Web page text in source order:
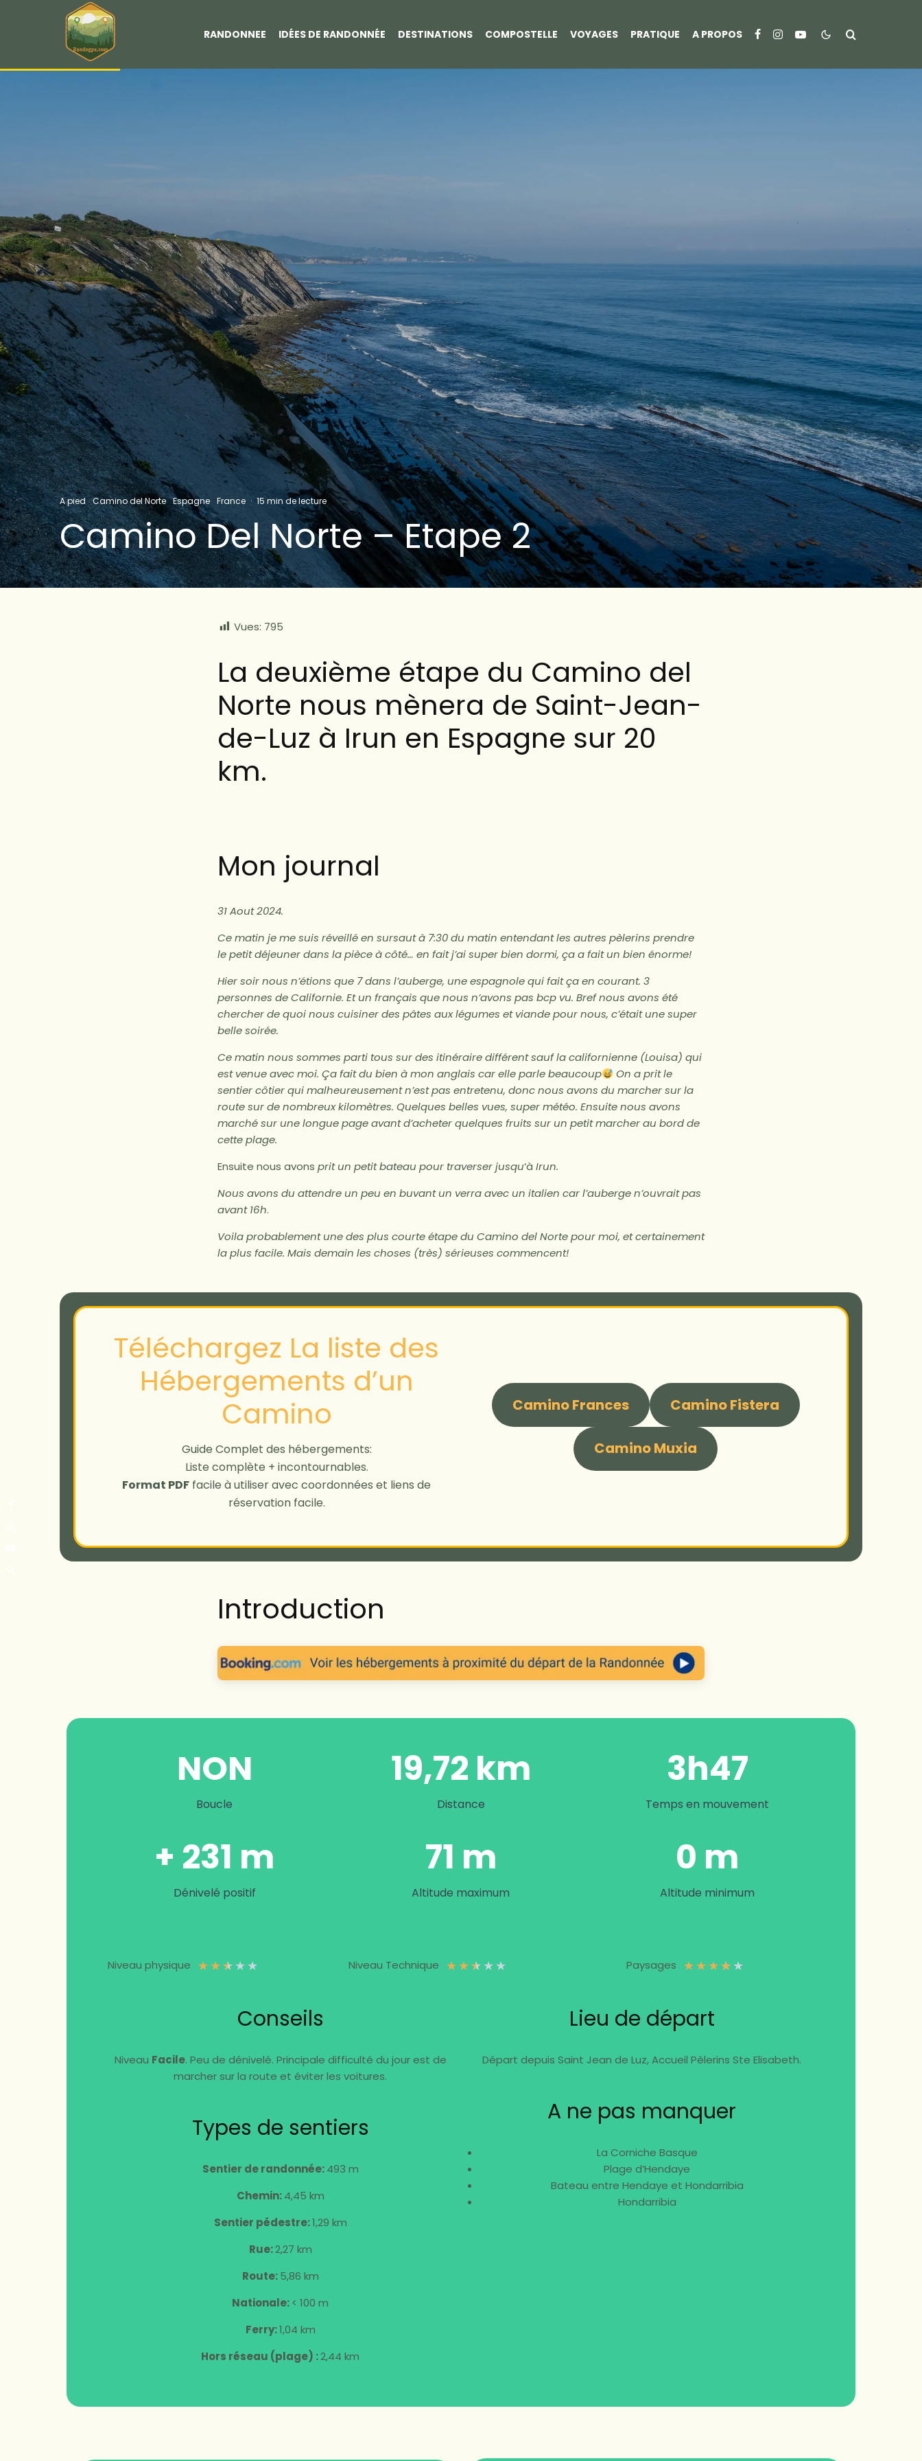
RANDONNEE IDÉES DE RANDONNÉE DESTINATIONS COMPOSTELLE VOYAGES PRATIQUE A PROPOS
A pied Camino del Norte Espagne France · 15 min de lecture
Camino Del Norte – Etape 2
Vues: 795
La deuxième étape du Camino del
Norte nous mènera de Saint-Jean-
de-Luz à Irun en Espagne sur 20
km.
Mon journal
31 Aout 2024.
Ce matin je me suis réveillé en sursaut à 7:30 du matin entendant les autres pèlerins prendre
le petit déjeuner dans la pièce à côté… en fait j’ai super bien dormi, ça a fait un bien énorme!
Hier soir nous n’étions que 7 dans l’auberge, une espagnole qui fait ça en courant. 3
personnes de Californie. Et un français que nous n’avons pas bcp vu. Bref nous avons été
chercher de quoi nous cuisiner des pâtes aux légumes et viande pour nous, c’était une super
belle soirée.
Ce matin nous sommes parti tous sur des itinéraire différent sauf la californienne (Louisa) qui
est venue avec moi. Ça fait du bien à mon anglais car elle parle beaucoup
On a prit le
sentier côtier qui malheureusement n’est pas entretenu, donc nous avons du marcher sur la
route sur de nombreux kilomètres. Quelques belles vues, super météo. Ensuite nous avons
marché sur une longue page avant d’acheter quelques fruits sur un petit marcher au bord de
cette plage.
Ensuite nous avons prit un petit bateau pour traverser jusqu‘à Irun.
Nous avons du attendre un peu en buvant un verra avec un italien car l’auberge n’ouvrait pas
avant 16h.
Voila probablement une des plus courte étape du Camino del Norte pour moi, et certainement
la plus facile. Mais demain les choses (très) sérieuses commencent!
Téléchargez La liste des
Hébergements d’un
Camino
Guide Complet des hébergements:
Liste complète + incontournables.
Format PDF facile à utiliser avec coordonnées et liens de
réservation facile.
Camino Frances Camino Fistera
Camino Muxia
Introduction
NON
Boucle
19,72 km
Distance
3h47
Temps en mouvement
+ 231 m
Dénivelé positif
71 m
Altitude maximum
0 m
Altitude minimum
Niveau physique ★★★★★ Niveau Technique ★★★★★ Paysages ★★★★★
Conseils
Niveau Facile. Peu de dénivelé. Principale difficulté du jour est de
marcher sur la route et éviter les voitures.
Types de sentiers
Sentier de randonnée:493 m
Chemin:4,45 km
Sentier pédestre:1,29 km
Rue:2,27 km
Route:5,86 km
Nationale:< 100 m
Ferry:1,04 km
Hors réseau (plage) :2,44 km
Lieu de départ
Départ depuis Saint Jean de Luz, Accueil Pèlerins Ste Elisabeth.
A ne pas manquer
La Corniche Basque
Plage d’Hendaye
Bateau entre Hendaye et Hondarribia
Hondarribia